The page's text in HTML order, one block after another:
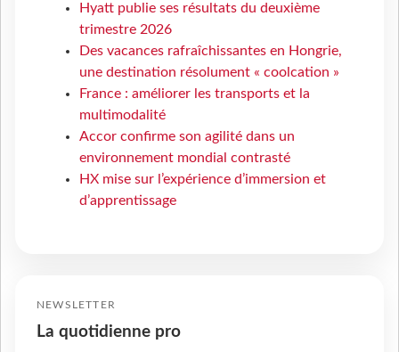
Hyatt publie ses résultats du deuxième
trimestre 2026
Des vacances rafraîchissantes en Hongrie,
une destination résolument « coolcation »
France : améliorer les transports et la
multimodalité
Accor confirme son agilité dans un
environnement mondial contrasté
HX mise sur l’expérience d’immersion et
d’apprentissage
NEWSLETTER
La quotidienne pro